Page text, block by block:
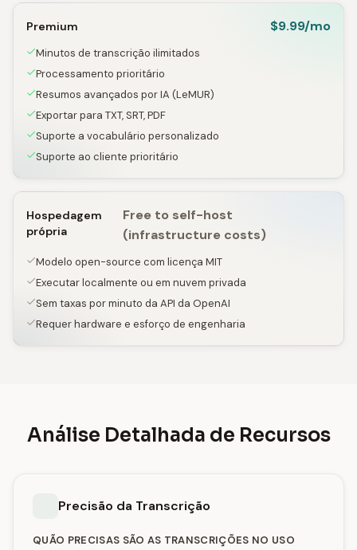
Premium $9.99/mo
Minutos de transcrição ilimitados
Processamento prioritário
Resumos avançados por IA (LeMUR)
Exportar para TXT, SRT, PDF
Suporte a vocabulário personalizado
Suporte ao cliente prioritário
Hospedagem
própria
Free to self-host
(infrastructure costs)
Modelo open-source com licença MIT
Executar localmente ou em nuvem privada
Sem taxas por minuto da API da OpenAI
Requer hardware e esforço de engenharia
Análise Detalhada de Recursos
Precisão da Transcrição
QUÃO PRECISAS SÃO AS TRANSCRIÇÕES NO USO